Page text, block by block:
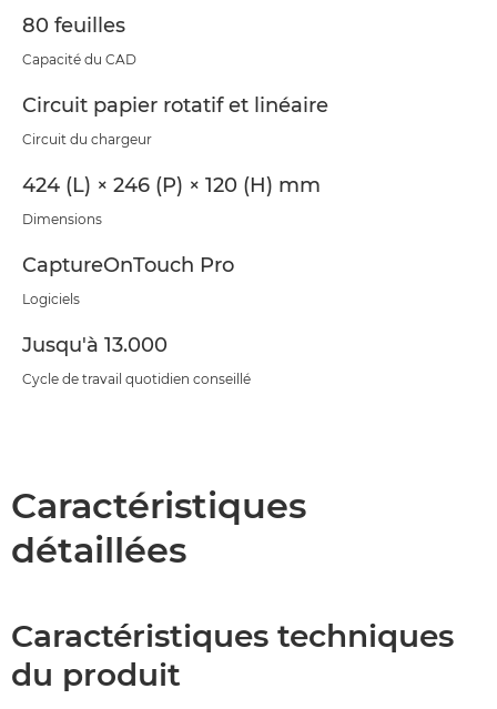
80 feuilles
Capacité du CAD
Circuit papier rotatif et linéaire
Circuit du chargeur
424 (L) × 246 (P) × 120 (H) mm
Dimensions
CaptureOnTouch Pro
Logiciels
Jusqu'à 13.000
Cycle de travail quotidien conseillé
Caractéristiques
détaillées
Caractéristiques techniques
du produit